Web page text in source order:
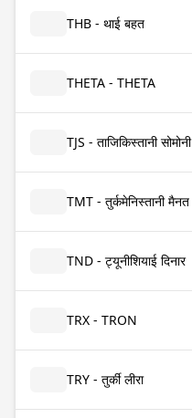
THB - थाई बहत
THETA - THETA
TJS - ताजिकिस्तानी सोमोनी
TMT - तुर्कमेनिस्तानी मैनत
TND - ट्यूनीशियाई दिनार
TRX - TRON
TRY - तुर्की लीरा